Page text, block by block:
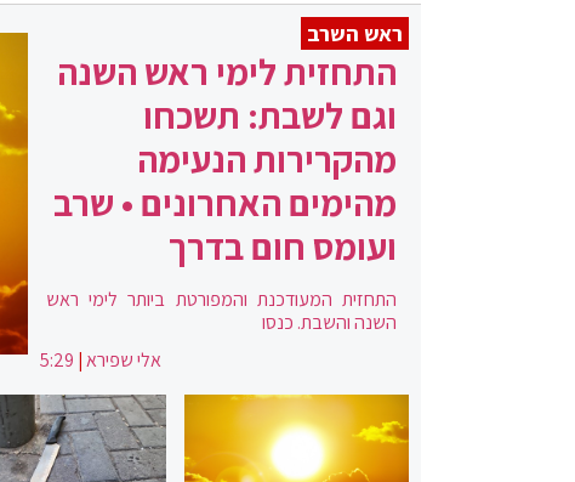
ראש השרב
התחזית לימי ראש השנה
וגם לשבת: תשכחו
מהקרירות הנעימה
מהימים האחרונים • שרב
ועומס חום בדרך
התחזית המעודכנת והמפורטת ביותר לימי ראש
השנה והשבת. כנסו
אלי שפירא|
5:29